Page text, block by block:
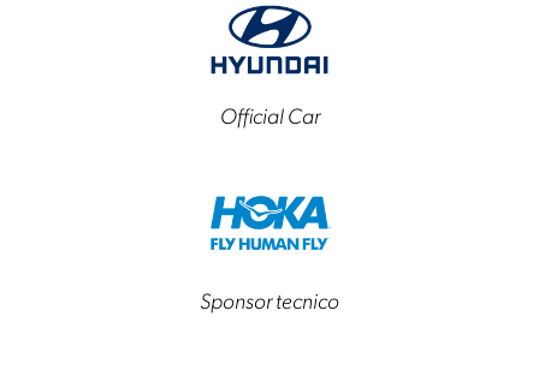
Official Car
Sponsor tecnico